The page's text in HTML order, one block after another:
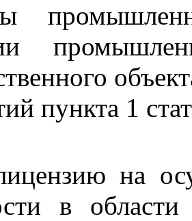
пункта 1
на
в